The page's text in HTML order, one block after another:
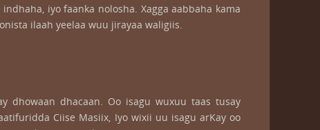
iyo faanka nolosha. Xagga aabbaha kama
ilaah yeelaa wuu jirayaa waligiis.
dhowaan dhacaan. Oo isagu wuxuu taas tusay
Ciise Masiix, Iyo wixii uu isagu arKay oo